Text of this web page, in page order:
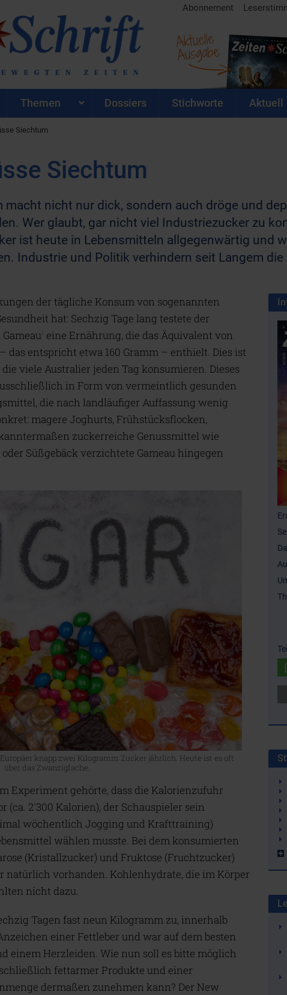
Abonnement
Aktuelle
Ausgabe
Themen Dossiers Stichworte Aktuell
Siechtum
Siechtum
nicht nur dick, sondern auch dröge und
Wer glaubt, gar nicht viel Industriezucker zu
ist heute in Lebensmitteln allgegenwärtig und
Industrie und Politik verhindern seit Langem
der tägliche Konsum von sogenannten
hat: Sechzig Tage lang testete der
eine Ernährung, die das Äquivalent von
entspricht etwa 160 Gramm – enthielt. Dies ist
viele Australier jeden Tag konsumieren. Dieses
in Form von vermeintlich gesunden
die nach landläufiger Auffassung wenig
magere Joghurts, Frühstücksflocken,
zuckerreiche Genussmittel wie
Süßgebäck verzichtete Gameau hingegen
knapp zwei Kilogramm Zucker jährlich. Heute ist es oft
über das Zwanzigfache.
Experiment gehörte, dass die Kalorienzufuhr
2'300 Kalorien), der Schauspieler sein
wöchentlich Jogging und Krafttraining)
wählen musste. Bei dem konsumierten
(Kristallzucker) und Fruktose (Fruchtzucker)
natürlich vorhanden. Kohlenhydrate, die im Körper
nicht dazu.
Tagen fast neun Kilogramm zu, innerhalb
einer Fettleber und war auf dem besten
einem Herzleiden. Wie nun soll es bitte möglich
fettarmer Produkte und einer
dermaßen zunehmen kann? Der New